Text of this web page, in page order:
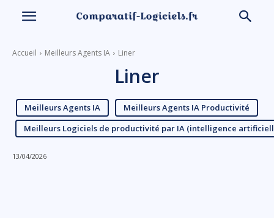
Accueil Meilleurs Agents IA Liner
Liner
Meilleurs Agents IA
Meilleurs Agents IA Productivité
Meilleurs Logiciels de productivité par IA (intelligence
13/04/2026